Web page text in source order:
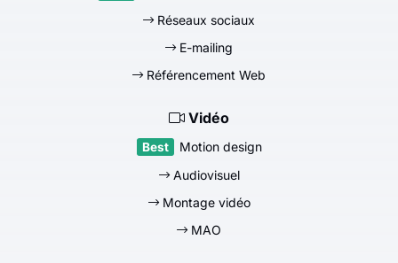
Réseaux sociaux
E-mailing
Référencement Web
Vidéo
Motion design
Audiovisuel
Montage vidéo
MAO